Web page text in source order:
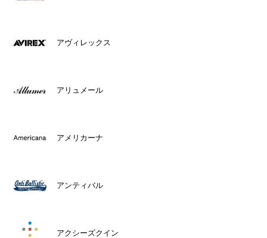
アヴィレックス
アリュメール
アメリカーナ
アンティバル
アクシーズクイン